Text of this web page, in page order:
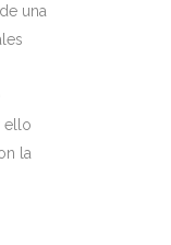
una
ello
la